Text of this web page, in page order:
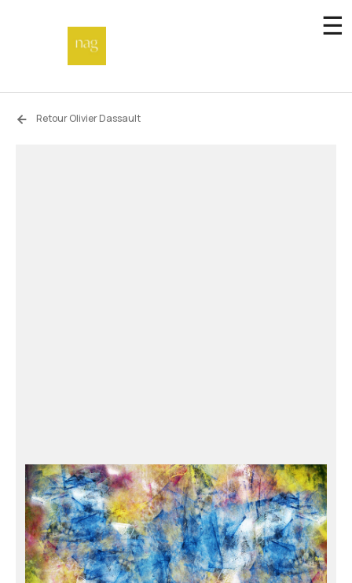
☰
AccueilRetour Olivier Dassault